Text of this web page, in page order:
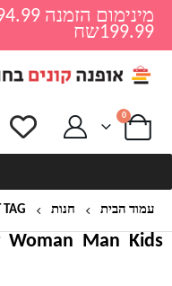
199.99שח
0
עמוד הבית חנות -
Kids
Man
Woman